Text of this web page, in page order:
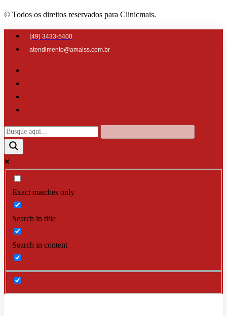
© Todos os direitos reservados para Clinicmais.
(49) 3433-5400
atendimento@amaiss.com.br
Exact matches only
Search in title
Search in content